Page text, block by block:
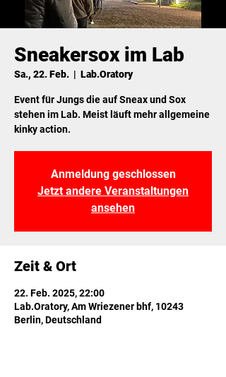
Sneakersox im Lab
Sa., 22. Feb.
  |
Lab.Oratory
Event für Jungs die auf Sneax und Sox
stehen im Lab. Meist läuft mehr allgemeine
kinky action.
Anmeldung geschlossen
Jetzt andere Veranstaltungen
ansehen
Zeit & Ort
22. Feb. 2025, 22:00
Lab.Oratory, Am Wriezener bhf, 10243
Berlin, Deutschland